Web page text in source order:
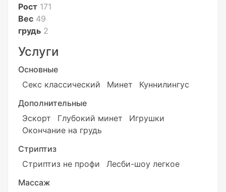
Рост 171
Вес 49
грудь 2
Услуги
Основные
Секс классический
Минет
Куннилингус
Дополнительные
Эскорт
Глубокий минет
Игрушки
Окончание на грудь
Стриптиз
Стриптиз не профи
Лесби-шоу легкое
Массаж